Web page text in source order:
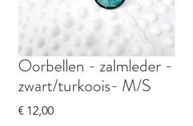
Oorbellen - zalmleder -
zwart/turkoois- M/S
€ 12,00Prijs